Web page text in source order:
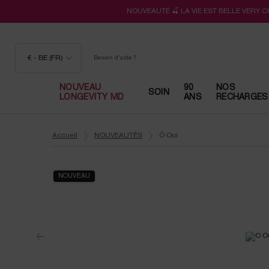
NOUVEAUTÉ 🍒 LA VIE EST BELLE VERY
€ - BE (FR) Besoin d'aide ?
NOUVEAU
LONGEVITY MD
SOIN
90
ANS
NOS
RECHARGES
Accueil NOUVEAUTÉS Ô Oui
NOUVEAU